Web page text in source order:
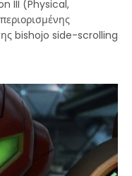
III (Physical,
bishojo side-scrolling